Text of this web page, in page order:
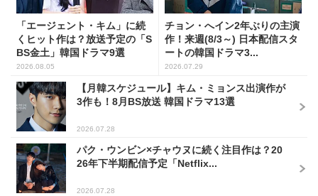
「エージェント・キム」に続
くヒット作は？放送予定の「S
BS金土」韓国ドラマ9選
2026.08.05
チョン・へイン2年ぶりの主演
作！来週(8/3～) 日本配信スタ
ートの韓国ドラマ3...
2026.07.29
【月韓スケジュール】キム・ミョンス出演作が
3作も！8月BS放送 韓国ドラマ13選
2026.07.28
パク・ウンビン×チャウヌに続く注目作は？20
26年下半期配信予定「Netflix...
2026.07.28